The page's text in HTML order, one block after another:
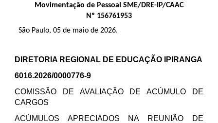
Movimentação de Pessoal SME/DRE-IP/CAAC
Nº 156761953
São Paulo, 05 de maio de 2026.
DIRETORIA REGIONAL DE EDUCAÇÃO IPIRANGA
6016.2026/0000776-9
COMISSÃO DE AVALIAÇÃO DE ACÚMULO DE
CARGOS
ACÚMULOS APRECIADOS NA REUNIÃO DE